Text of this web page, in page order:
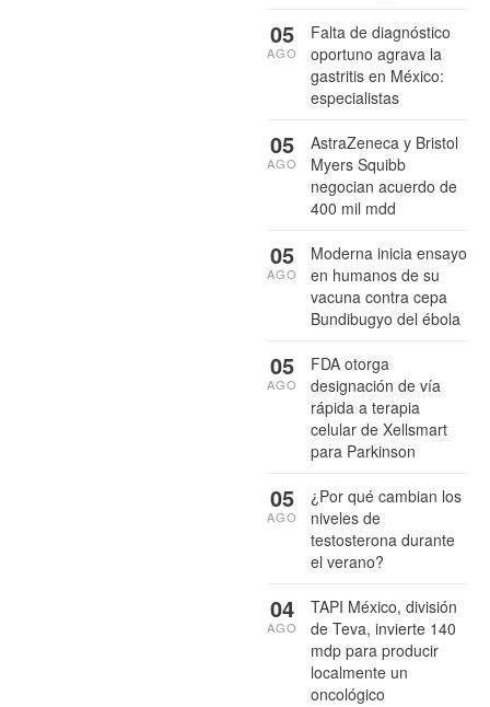
Falta de diagnóstico
oportuno agrava la
gastritis en México:
especialistas
05
AGO
AstraZeneca y Bristol
Myers Squibb
negocian acuerdo de
400 mil mdd
05
AGO
Moderna inicia ensayo
en humanos de su
vacuna contra cepa
Bundibugyo del ébola
05
AGO
FDA otorga
designación de vía
rápida a terapia
celular de Xellsmart
para Parkinson
05
AGO
¿Por qué cambian los
niveles de
testosterona durante
el verano?
05
AGO
TAPI México, división
de Teva, invierte 140
mdp para producir
localmente un
oncológico
04
AGO